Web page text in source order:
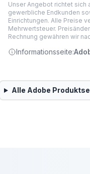
Unser Angebot richtet sich
gewerbliche Endkunden
Einrichtungen. Alle Preise
Mehrwertsteuer.
Rechnung gewähren wir
Informationsseite:
Alle Adobe